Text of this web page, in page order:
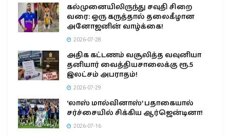
கல்முனையிலிருந்து சவுதி சிறை
வரை: ஒரு கருத்தால் தலைகீழான
அனோஜனின் வாழ்க்கை!
2026-07-28
அதிக கட்டணம் வசூலித்த வவுனியா
தனியார் வைத்தியசாலைக்கு ரூ.5
இலட்சம் அபராதம்!
2026-07-29
‘லாஸ் மால்வினாஸ்’ பதாகையால்
சர்ச்சையில் சிக்கிய ஆர்ஜென்டினா!
2026-07-16